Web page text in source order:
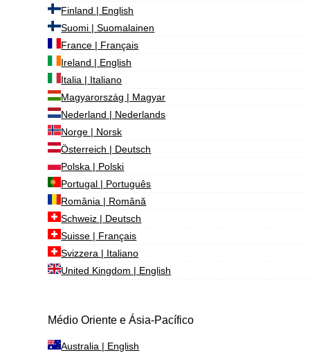
Finland | English
Suomi | Suomalainen
France | Français
Ireland | English
Italia | Italiano
Magyarország | Magyar
Nederland | Nederlands
Norge | Norsk
Österreich | Deutsch
Polska | Polski
Portugal | Português
România | Română
Schweiz | Deutsch
Suisse | Français
Svizzera | Italiano
United Kingdom | English
Médio Oriente e Ásia-Pacífico
Australia | English